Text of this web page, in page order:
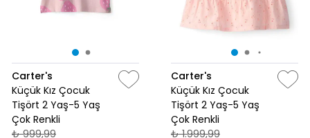
Carter's
Küçük Kız Çocuk
Tişört 2 Yaş-5 Yaş
Çok Renkli
₺ 999,99
Carter's
Küçük Kız Çocuk
Tişört 2 Yaş-5 Yaş
Çok Renkli
₺ 1.999,99